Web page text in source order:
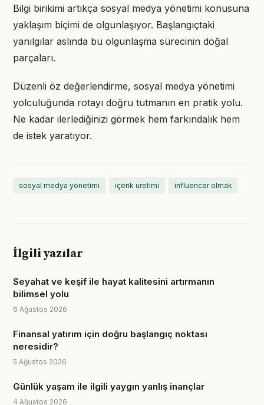
Bilgi birikimi artıkça sosyal medya yönetimi konusuna
yaklaşım biçimi de olgunlaşıyor. Başlangıçtaki
yanılgılar aslında bu olgunlaşma sürecinin doğal
parçaları.
Düzenli öz değerlendirme, sosyal medya yönetimi
yolculuğunda rotayı doğru tutmanın en pratik yolu.
Ne kadar ilerlediğinizi görmek hem farkındalık hem
de istek yaratıyor.
sosyal medya yönetimi içerik üretimi influencer olmak
İlgili yazılar
Seyahat ve keşif ile hayat kalitesini artırmanın
bilimsel yolu
6 Ağustos 2026
Finansal yatırım için doğru başlangıç noktası
neresidir?
5 Ağustos 2026
Günlük yaşam ile ilgili yaygın yanlış inançlar
4 Ağustos 2026